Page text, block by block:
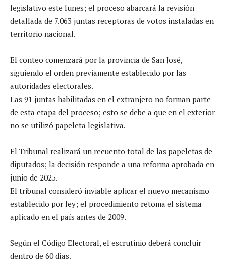
legislativo este lunes; el proceso abarcará la revisión
detallada de 7.063 juntas receptoras de votos instaladas en
territorio nacional.
El conteo comenzará por la provincia de San José,
siguiendo el orden previamente establecido por las
autoridades electorales.
Las 91 juntas habilitadas en el extranjero no forman parte
de esta etapa del proceso; esto se debe a que en el exterior
no se utilizó papeleta legislativa.
El Tribunal realizará un recuento total de las papeletas de
diputados; la decisión responde a una reforma aprobada en
junio de 2025.
El tribunal consideró inviable aplicar el nuevo mecanismo
establecido por ley; el procedimiento retoma el sistema
aplicado en el país antes de 2009.
Según el Código Electoral, el escrutinio deberá concluir
dentro de 60 días.